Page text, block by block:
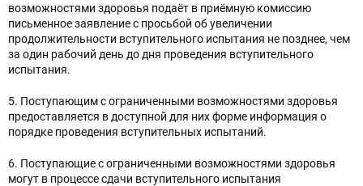
возможностями здоровья подаёт в приёмную комиссию
письменное заявление с просьбой об увеличении
продолжительности вступительного испытания не позднее, чем
за один рабочий день до дня проведения вступительного
испытания.
5. Поступающим с ограниченными возможностями здоровья
предоставляется в доступной для них форме информация о
порядке проведения вступительных испытаний.
6. Поступающие с ограниченными возможностями здоровья
могут в процессе сдачи вступительного испытания